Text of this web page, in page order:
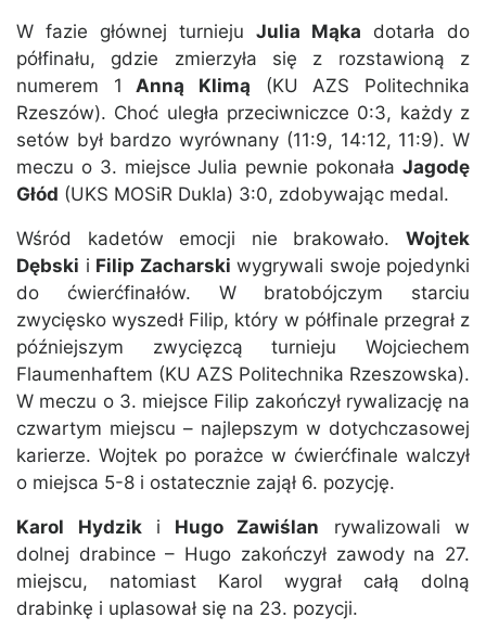
W fazie głównej turnieju Julia Mąka dotarła do
półfinału, gdzie zmierzyła się z rozstawioną z
numerem 1 Anną Klimą (KU AZS Politechnika
Rzeszów). Choć uległa przeciwniczce 0:3, każdy z
setów był bardzo wyrównany (11:9, 14:12, 11:9). W
meczu o 3. miejsce Julia pewnie pokonała Jagodę
Głód (UKS MOSiR Dukla) 3:0, zdobywając medal.
Wśród kadetów emocji nie brakowało. Wojtek
Dębski i Filip Zacharski wygrywali swoje pojedynki
do ćwierćfinałów. W bratobójczym starciu
zwycięsko wyszedł Filip, który w półfinale przegrał z
późniejszym zwycięzcą turnieju Wojciechem
Flaumenhaftem (KU AZS Politechnika Rzeszowska).
W meczu o 3. miejsce Filip zakończył rywalizację na
czwartym miejscu – najlepszym w dotychczasowej
karierze. Wojtek po porażce w ćwierćfinale walczył
o miejsca 5-8 i ostatecznie zajął 6. pozycję.
Karol Hydziki Hugo Zawiślan rywalizowali w
dolnej drabince – Hugo zakończył zawody na 27.
miejscu, natomiast Karol wygrał całą dolną
drabinkę i uplasował się na 23. pozycji.